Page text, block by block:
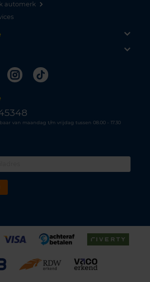
automerk
Instagram
Tiktok
van maandag t/m vrijdag tussen 08.00 - 17.30